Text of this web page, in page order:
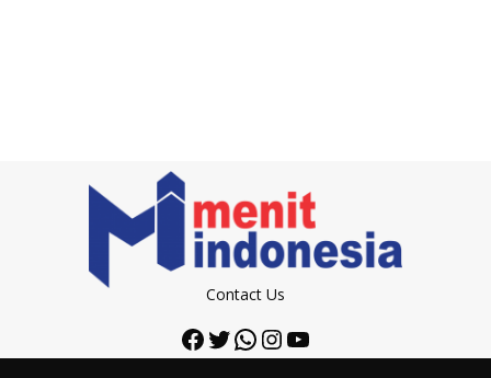
Contact Us
Facebook
Twitter
WhatsApp
Instagram
YouTube